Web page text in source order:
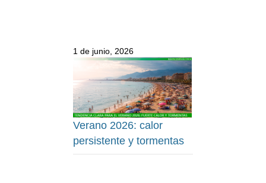
1 de junio, 2026
Verano 2026: calor
persistente y tormentas